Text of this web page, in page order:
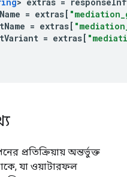
= extras[
= extras[
= extras[
প্রতিক্রিয়ায় অন্তর্ভুক্ত
যা ওয়াটারফল